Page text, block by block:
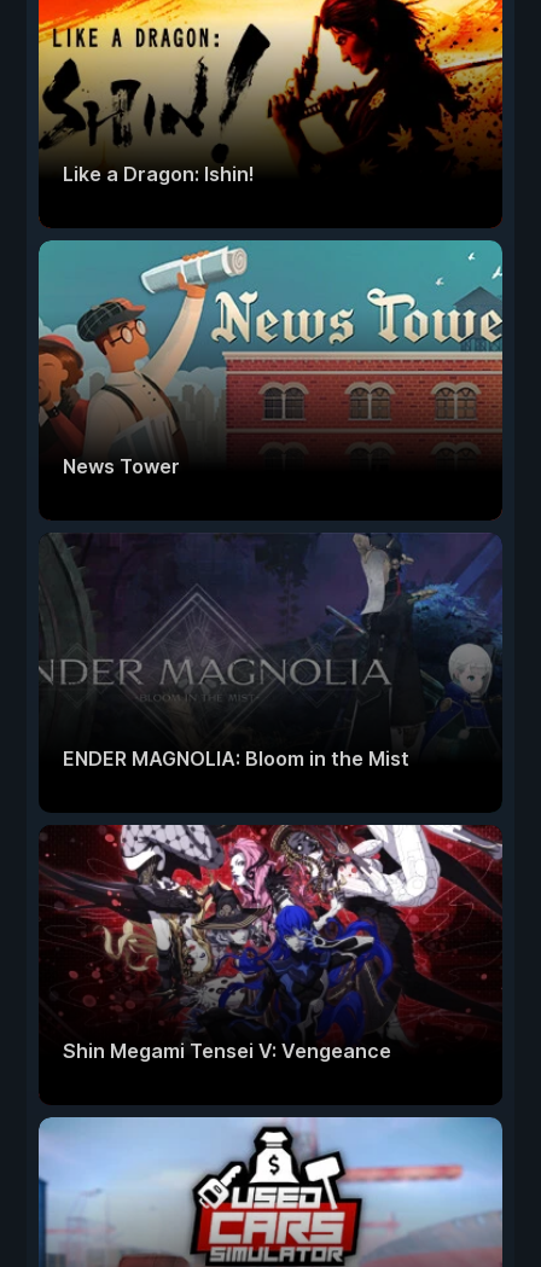
Like a Dragon: Ishin!
News Tower
ENDER MAGNOLIA: Bloom in the Mist
Shin Megami Tensei V: Vengeance